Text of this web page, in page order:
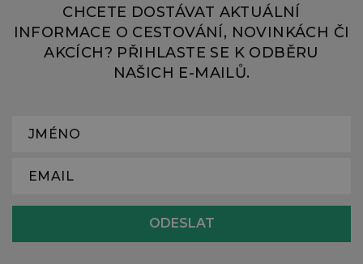
CHCETE DOSTÁVAT AKTUÁLNÍ
INFORMACE O CESTOVÁNÍ, NOVINKÁCH ČI
AKCÍCH? PŘIHLASTE SE K ODBĚRU
NAŠICH E-MAILŮ.